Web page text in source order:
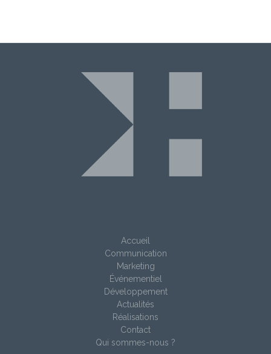
Accueil
Communication
Marketing
Événementiel
Développement
Actualités
Réalisations
Contact
Qui sommes-nous ?